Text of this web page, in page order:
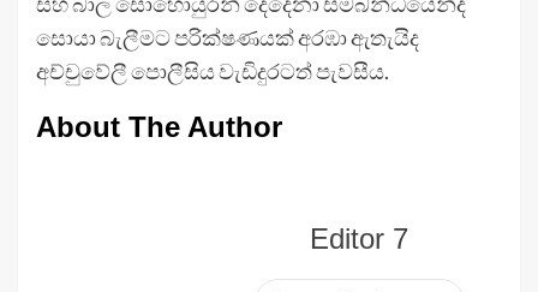
සොයා බැලීමට පරික්ෂණයක් අරඹා ඇතැයිද
අච්චුවේලී පොලීසිය වැඩිදුරටත් පැවසීය.
About The Author
Editor 7